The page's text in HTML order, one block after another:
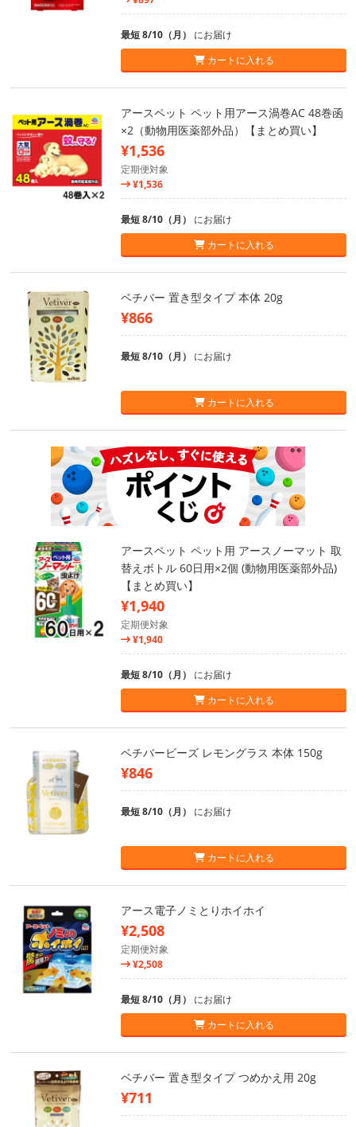
最短 8/10（月） にお届け
カートに入れる
アースペット ペット用アース渦巻AC 48巻函
×2（動物用医薬部外品）【まとめ買い】
¥1,536
定期便対象
¥1,536
最短 8/10（月） にお届け
カートに入れる
ベチバー 置き型タイプ 本体 20g
¥866
最短 8/10（月） にお届け
カートに入れる
アースペット ペット用 アースノーマット 取
替えボトル 60日用×2個 (動物用医薬部外品)
【まとめ買い】
¥1,940
定期便対象
¥1,940
最短 8/10（月） にお届け
カートに入れる
ベチバービーズ レモングラス 本体 150g
¥846
最短 8/10（月） にお届け
カートに入れる
アース電子ノミとりホイホイ
¥2,508
定期便対象
¥2,508
最短 8/10（月） にお届け
カートに入れる
ベチバー 置き型タイプ つめかえ用 20g
¥711